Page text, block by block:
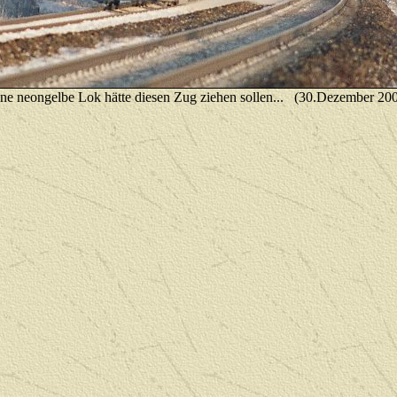
neongelbe Lok hätte diesen Zug ziehen sollen... (30.Dezember